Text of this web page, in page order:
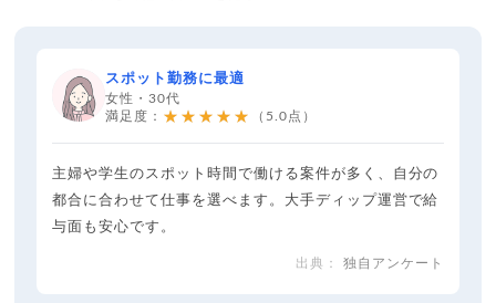
スポット勤務に最適
女性・30代
満足度： ★★★★★ （5.0点）
主婦や学生のスポット時間で働ける案件が多く、自分の
都合に合わせて仕事を選べます。大手ディップ運営で給
与面も安心です。
独自アンケート